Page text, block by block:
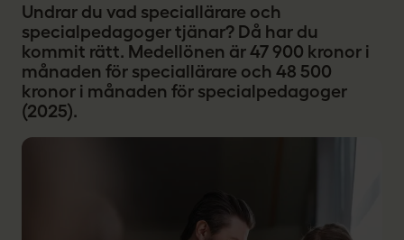
Undrar du vad speciallärare och
specialpedagoger tjänar? Då har du
kommit rätt. Medellönen är 47 900 kronor i
månaden för speciallärare och 48 500
kronor i månaden för specialpedagoger
(2025).